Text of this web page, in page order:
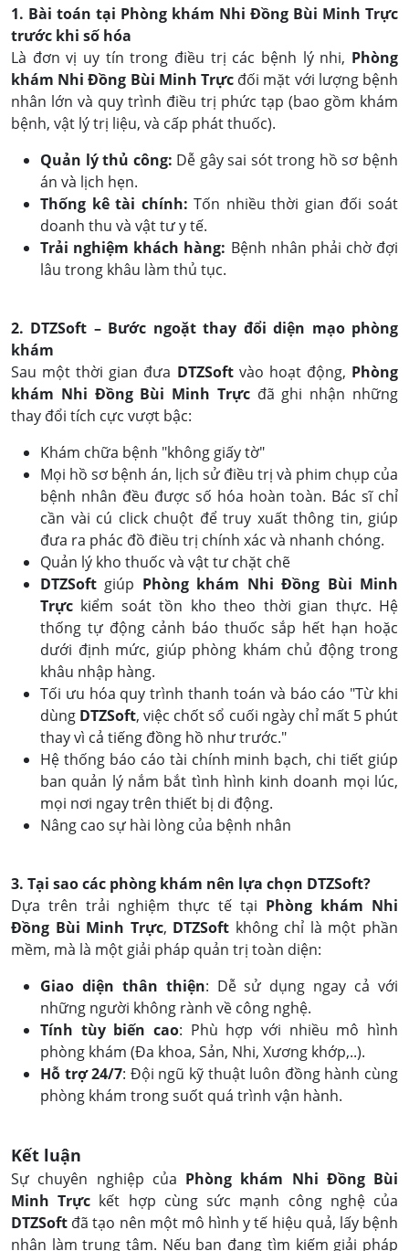
1. Bài toán tại Phòng khám Nhi Đồng Bùi Minh Trực
trước khi số hóa
Là đơn vị uy tín trong điều trị các bệnh lý nhi, Phòng
khám Nhi Đồng Bùi Minh Trực đối mặt với lượng bệnh
nhân lớn và quy trình điều trị phức tạp (bao gồm khám
bệnh, vật lý trị liệu, và cấp phát thuốc).
Quản lý thủ công: Dễ gây sai sót trong hồ sơ bệnh
án và lịch hẹn.
Thống kê tài chính: Tốn nhiều thời gian đối soát
doanh thu và vật tư y tế.
Trải nghiệm khách hàng: Bệnh nhân phải chờ đợi
lâu trong khâu làm thủ tục.
2. DTZSoft – Bước ngoặt thay đổi diện mạo phòng
khám
Sau một thời gian đưa DTZSoft vào hoạt động, Phòng
khám Nhi Đồng Bùi Minh Trựcđã ghi nhận những
thay đổi tích cực vượt bậc:
Khám chữa bệnh "không giấy tờ"
Mọi hồ sơ bệnh án, lịch sử điều trị và phim chụp của
bệnh nhân đều được số hóa hoàn toàn. Bác sĩ chỉ
cần vài cú click chuột để truy xuất thông tin, giúp
đưa ra phác đồ điều trị chính xác và nhanh chóng.
Quản lý kho thuốc và vật tư chặt chẽ
DTZSoft giúp Phòng khám Nhi Đồng Bùi Minh
Trực kiểm soát tồn kho theo thời gian thực. Hệ
thống tự động cảnh báo thuốc sắp hết hạn hoặc
dưới định mức, giúp phòng khám chủ động trong
khâu nhập hàng.
Tối ưu hóa quy trình thanh toán và báo cáo "Từ khi
dùng DTZSoft, việc chốt sổ cuối ngày chỉ mất 5 phút
thay vì cả tiếng đồng hồ như trước."
Hệ thống báo cáo tài chính minh bạch, chi tiết giúp
ban quản lý nắm bắt tình hình kinh doanh mọi lúc,
mọi nơi ngay trên thiết bị di động.
Nâng cao sự hài lòng của bệnh nhân
3. Tại sao các phòng khám nên lựa chọn DTZSoft?
Dựa trên trải nghiệm thực tế tại Phòng khám Nhi
Đồng Bùi Minh Trực, DTZSoft không chỉ là một phần
mềm, mà là một giải pháp quản trị toàn diện:
Giao diện thân thiện: Dễ sử dụng ngay cả với
những người không rành về công nghệ.
Tính tùy biến cao: Phù hợp với nhiều mô hình
phòng khám (Đa khoa, Sản, Nhi, Xương khớp,..).
Hỗ trợ 24/7: Đội ngũ kỹ thuật luôn đồng hành cùng
phòng khám trong suốt quá trình vận hành.
Kết luận
Sự chuyên nghiệp của Phòng khám Nhi Đồng Bùi
Minh Trực kết hợp cùng sức mạnh công nghệ của
DTZSoft đã tạo nên một mô hình y tế hiệu quả, lấy bệnh
nhân làm trung tâm. Nếu bạn đang tìm kiếm giải pháp